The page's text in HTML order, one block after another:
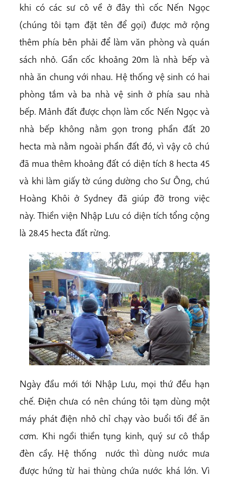
khi có các sư cô về ở đây thì cốc Nến Ngọc
(chúng tôi tạm đặt tên để gọi) được mở rộng
thêm phía bên phải để làm văn phòng và quán
sách nhỏ. Gần cốc khoảng 20m là nhà bếp và
nhà ăn chung với nhau. Hệ thống vệ sinh có hai
phòng tắm và ba nhà vệ sinh ở phía sau nhà
bếp. Mảnh đất được chọn làm cốc Nến Ngọc và
nhà bếp không nằm gọn trong phần đất 20
hecta mà nằm ngoài phần đất đó, vì vậy cô chú
đã mua thêm khoảng đất có diện tích 8 hecta 45
và khi làm giấy tờ cúng dường cho Sư Ông, chú
Hoàng Khôi ở Sydney đã giúp đỡ trong việc
này. Thiền viện Nhập Lưu có diện tích tổng cộng
là 28.45 hecta đất rừng.
Ngày đầu mới tới Nhập Lưu, mọi thứ đều hạn
chế. Điện chưa có nên chúng tôi tạm dùng một
máy phát điện nhỏ chỉ chạy vào buổi tối để ăn
cơm. Khi ngồi thiền tụng kinh, quý sư cô thắp
đèn cầy. Hệ thống nước thì dùng nước mưa
được hứng từ hai thùng chứa nước khá lớn. Vì